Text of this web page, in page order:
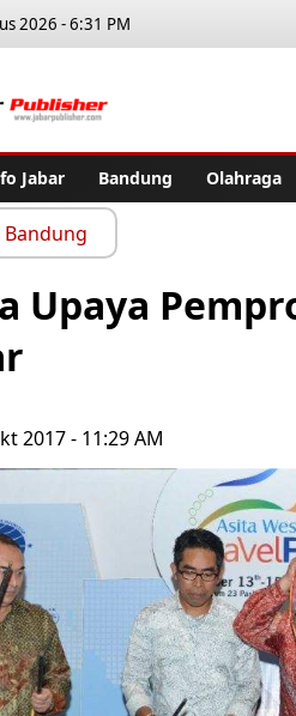
2026 - 6:31 PM
Jabar Bandung Olahraga
Bandung
Upaya
2017 - 11:29 AM